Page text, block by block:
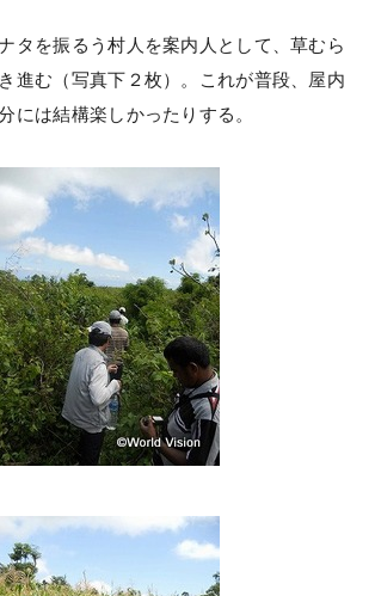
タを振るう村人を案内人として、草むら
進む（写真下２枚）。これが普段、屋内
には結構楽しかったりする。